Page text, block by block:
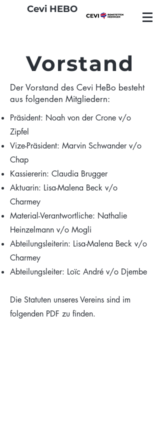
Cevi HEBO
Vorstand
Der Vorstand des Cevi HeBo besteht
aus folgenden Mitgliedern:
Präsident: Noah von der Crone v/o
Zipfel
Vize-Präsident: Marvin Schwander v/o
Chap
Kassiererin: Claudia Brugger
Aktuarin: Lisa-Malena Beck v/o
Charmey
Material-Verantwortliche: Nathalie
Heinzelmann v/o Mogli
Abteilungsleiterin: Lisa-Malena Beck v/o
Charmey
Abteilungsleiter: Loïc André v/o Djembe
Die Statuten unseres Vereins sind im
folgenden PDF zu finden.